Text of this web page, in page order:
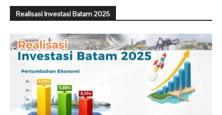
Realisasi Investasi Batam 2025